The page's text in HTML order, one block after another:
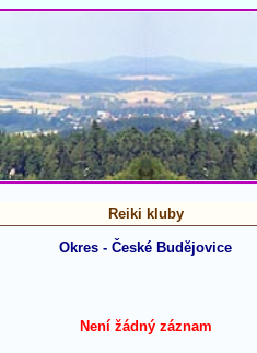
Reiki kluby
Okres - České Budějovice
Není žádný záznam